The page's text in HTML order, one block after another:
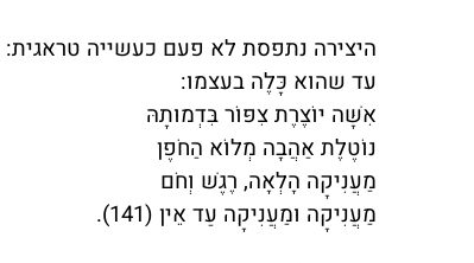
היצירה נתפסת לא פעם כעשייה
עד שהוא כָּלֶה בעצמו:
אִשָּׁה יוֹצֶרֶת צִפּוֹר בִּדְמוּתָהּ
נוֹטֶלֶת אַהֲבָה מְלוֹא הַחֹפֶן
מַעֲנִיקָה הָלְאָה, רֶגֶשׁ וְחֹם
מַעֲנִיקָה וּמַעֲנִיקָה עַד אֵין (141).